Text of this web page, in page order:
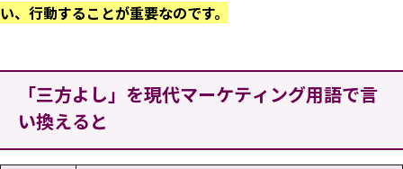
い、行動することが重要なのです。
「三方よし」を現代マーケティング用語で言
い換えると